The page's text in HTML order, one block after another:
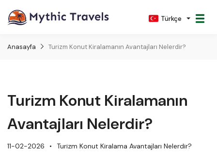
Türkçe
Anasayfa Turizm Konut Kiralamanın Avantajları Nelerdir?
Turizm Konut Kiralamanın
Avantajları Nelerdir?
11-02-2026 Turizm Konut Kiralama Avantajları Nelerdir?